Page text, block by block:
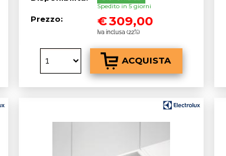
Spedito in 5 giorni
Prezzo: €309,00
Iva inclusa (22%)